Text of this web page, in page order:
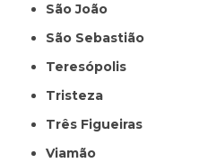
São João
São Sebastião
Teresópolis
Tristeza
Três Figueiras
Viamão